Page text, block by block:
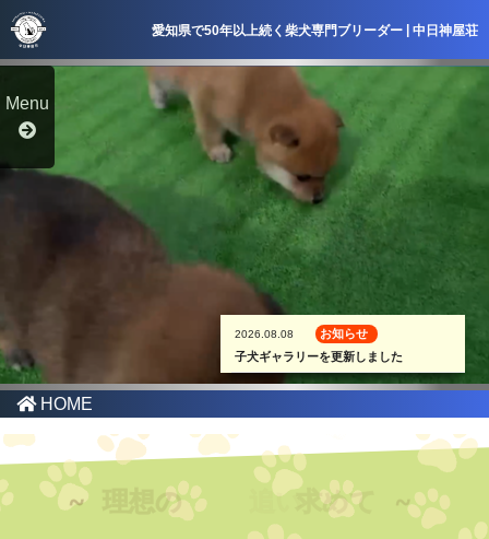
愛知県で50年以上続く柴犬専門ブリーダー | 中日神屋荘
2026.08.08
お知らせ
子犬ギャラリーを更新しました
HOME
Menu
~ 理想の柴犬を 追い 求めて ~